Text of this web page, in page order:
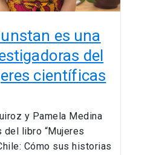
es una
del
científicas
y Pamela Medina
del libro “Mujeres
Cómo sus historias